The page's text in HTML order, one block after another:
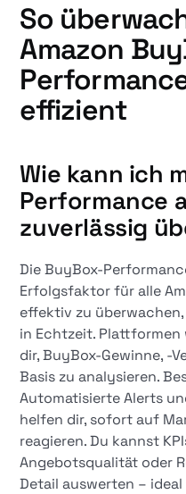
So
Amazon
effizient
Wie kann ich
Performance
zuverlässig
Die BuyBox-
Erfolgsfaktor für alle
effektiv zu
in Echtzeit. Plattformen
dir, BuyBox-Gewinne, -
Basis zu analysieren.
Automatisierte Alerts
helfen dir, sofort auf
reagieren. Du kannst
Angebotsqualität oder
Detail auswerten –